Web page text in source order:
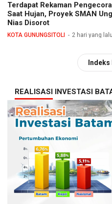
Terdapat Rekaman
Saat Hujan, Proyek SMAN
Nias Disorot
KOTA GUNUNGSITOLI 2 hari yang lalu
REALISASI INVESTASI